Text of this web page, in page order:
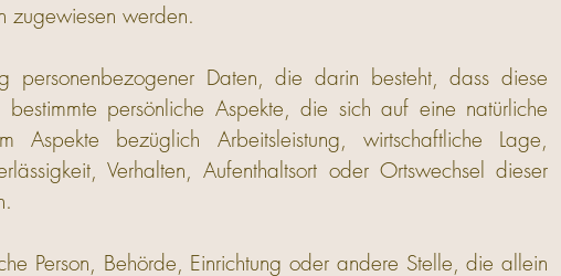
zugewiesen werden.
personenbezogener Daten, die darin besteht, dass diese
persönliche Aspekte, die sich auf eine natürliche
Aspekte bezüglich Arbeitsleistung, wirtschaftliche Lage,
Verhalten, Aufenthaltsort oder Ortswechsel dieser
Person, Behörde, Einrichtung oder andere Stelle, die allein